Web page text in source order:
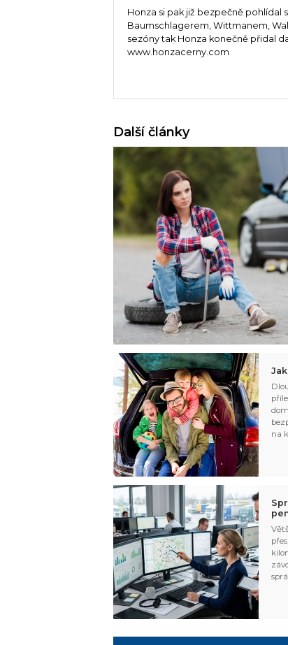
Honza si pak již bezpečně pohlídal
Baumschlagerem, Wittmanem,
sezóny tak Honza konečně přidal
www.honzacerny.com
Další články
na